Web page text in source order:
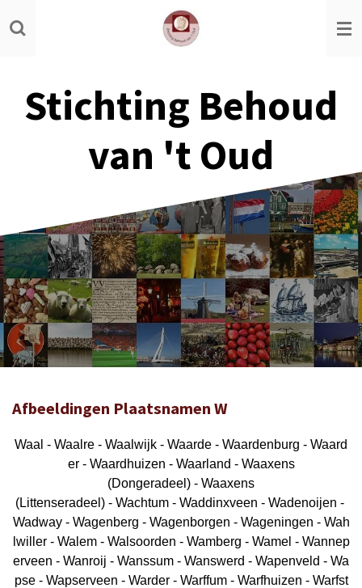
Ga
direct
hoofdinhoud
Stichting Behoud
van 't Oud
Afbeeldingen Plaatsnamen W
Waal - Waalre - Waalwijk - Waarde - Waardenburg - Waard
er - Waardhuizen - Waarland - Waaxens
(Dongeradeel) - Waaxens
(Littenseradeel) - Wachtum - Waddinxveen - Wadenoijen -
Wadway - Wagenberg - Wagenborgen - Wageningen - Wah
lwiller - Walem - Walsoorden - Wamberg - Wamel - Wannep
erveen - Wanroij - Wanssum - Wanswerd - Wapenveld - Wa
pse - Wapserveen - Warder - Warffum - Warfhuizen - Warfst